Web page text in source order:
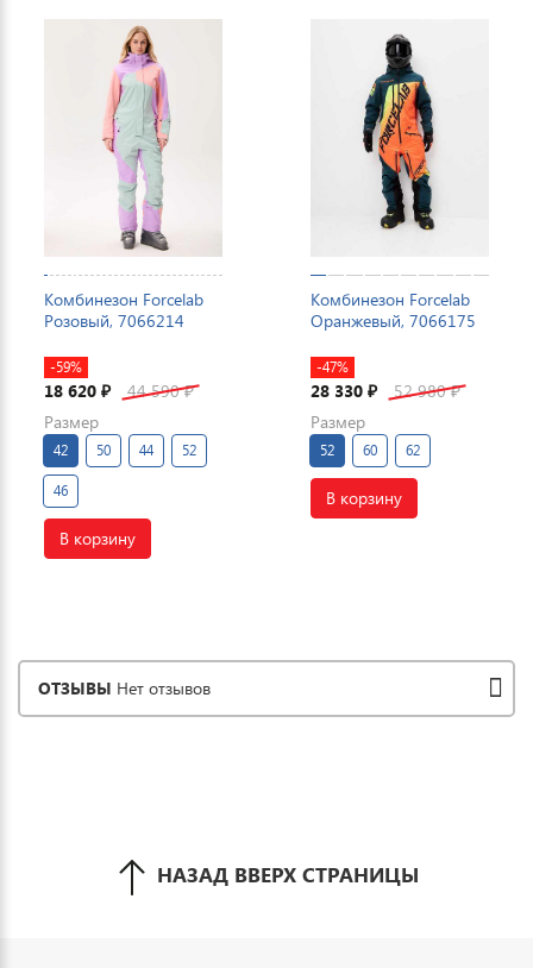
Комбинезон Forcelab
Розовый, 7066214
-59%
18 620 ₽ 44 590₽
Размер
42 50 44 52
46
В корзину
Комбинезон Forcelab
Оранжевый, 7066175
-47%
28 330 ₽ 52 980₽
Размер
52 60 62
В корзину
ОТЗЫВЫ Нет отзывов
НАЗАД ВВЕРХ СТРАНИЦЫ